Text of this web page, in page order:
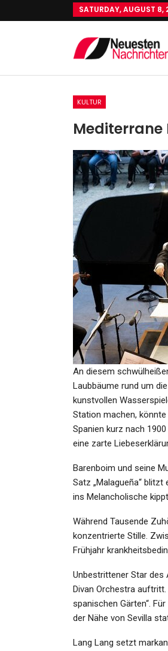
SATURDAY, AUGUST 8,
KULTUR
Mediterrane
An diesem
Laubbäume rund um
kunstvollen
Station machen,
Spanien kurz nach
eine zarte
Barenboim und seine
Satz „Malagueña“
ins Melancholische
Während Tausende
konzentrierte Stille.
Frühjahr
Unbestrittener Star des
Divan Orchestra
spanischen Gärten“.
der Nähe von Sevilla
Lang Lang setzt
Von
0:3
Borussia